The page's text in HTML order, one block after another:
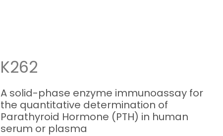
K262
A solid-phase enzyme immunoassay for
the quantitative determination of
Parathyroid Hormone (PTH) in human
serum or plasma